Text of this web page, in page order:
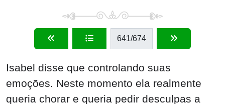
641/674
Isabel disse que controlando suas
emoções. Neste momento ela realmente
queria chorar e queria pedir desculpas a